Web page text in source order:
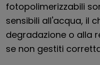
fotopolimerizzabili
sensibili all'acqua, il
degradazione o alla
se non gestiti